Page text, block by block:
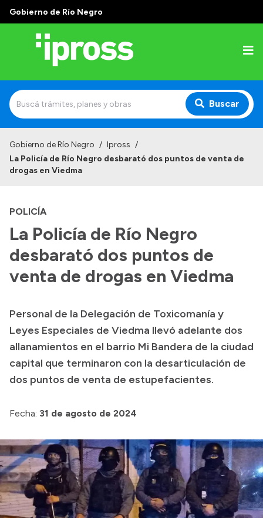
Gobierno de Río Negro
Buscar
Institucional
Autoridades
Delegaciones
Consultorios Propios
Presentación CV
Transparencia
Inversión en Salud
Licitaciones
Consulta de expedientes
Gobierno de Río Negro / Ipross /
La Policía de Río Negro desbarató dos puntos de venta de
drogas en Viedma
POLICÍA
La Policía de Río Negro
desbarató dos puntos de
venta de drogas en Viedma
Personal de la Delegación de Toxicomanía y
Leyes Especiales de Viedma llevó adelante dos
allanamientos en el barrio Mi Bandera de la ciudad
capital que terminaron con la desarticulación de
dos puntos de venta de estupefacientes.
Fecha: 31 de agosto de 2024